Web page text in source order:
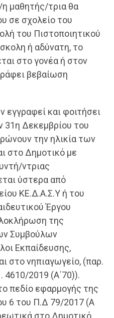
μαθητής/τρια θα
σε σχολείο του
του Πιστοποιητικού
ή αδύνατη, το
στο γονέα ή στον
βεβαίωση
εγγραφεί και φοιτήσει
31η Δεκεμβρίου του
την ηλικία των
στο Δημοτικό με
ντριας
ύστερα από
ΚΕ.Δ.Α.Σ.Υ ή του
Έργου
της
Συμβούλων
Εκπαίδευσης,
στο νηπιαγωγείο, (παρ.
4610/2019 (Α΄70)).
πεδίο εφαρμογής της
6 του Π.Δ 79/2017 (Α
στο Δημοτικό.